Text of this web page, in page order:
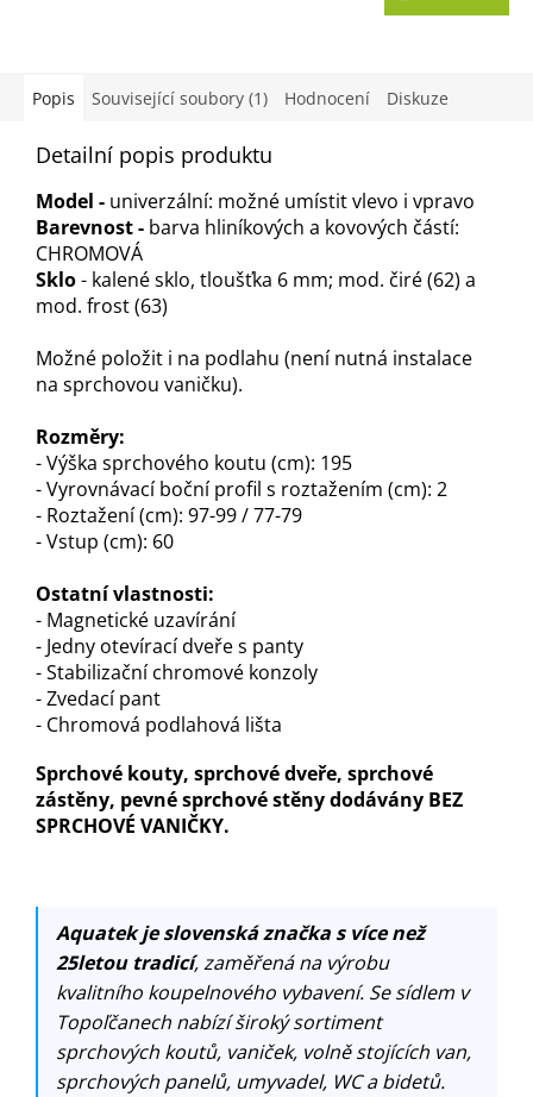
je
hvězdiček.
Popis Související soubory (1) Hodnocení Diskuze
Detailní popis produktu
Model - univerzální: možné umístit vlevo i vpravo
Barevnost - barva hliníkových a kovových částí:
CHROMOVÁ
Sklo- kalené sklo, tloušťka 6 mm; mod. čiré (62) a
mod. frost (63)
Možné položit i na podlahu (není nutná instalace
na sprchovou vaničku).
Rozměry:
- Výška sprchového koutu (cm): 195
- Vyrovnávací boční profil s roztažením (cm): 2
- Roztažení (cm): 97-99 / 77-79
- Vstup (cm): 60
Ostatní vlastnosti:
- Magnetické uzavírání
- Jedny otevírací dveře s panty
- Stabilizační chromové konzoly
- Zvedací pant
- Chromová podlahová lišta
Sprchové kouty, sprchové dveře, sprchové
zástěny, pevné sprchové stěny dodávány BEZ
SPRCHOVÉ VANIČKY.
Aquatek je slovenská značka s více než
25letou tradicí, zaměřená na výrobu
kvalitního koupelnového vybavení. Se sídlem v
Topoľčanech nabízí široký sortiment
sprchových koutů, vaniček, volně stojících van,
sprchových panelů, umyvadel, WC a bidetů.